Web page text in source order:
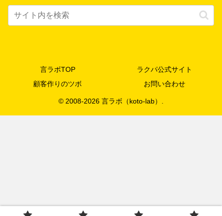
言ラボTOP
ラクパ公式サイト
顧客作りのツボ
お問い合わせ
© 2008-2026 言ラボ（koto-lab）.